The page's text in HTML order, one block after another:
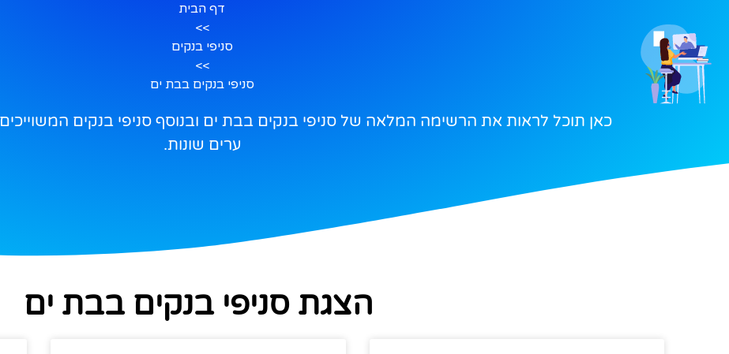
דף הבית
>>
סניפי בנקים
>>
סניפי בנקים בבת ים
כאן תוכל לראות את הרשימה המלאה של סניפי בנקים בבת ים ובנוסף סניפי בנקים
ערים שונות.
הצגת סניפי בנקים בבת ים